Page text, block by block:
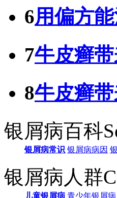
6用偏方
7牛皮癣
8牛皮癣
银屑病百科
银屑病常识 银屑病病因
银屑病人群
儿童银屑病 青少年银屑病